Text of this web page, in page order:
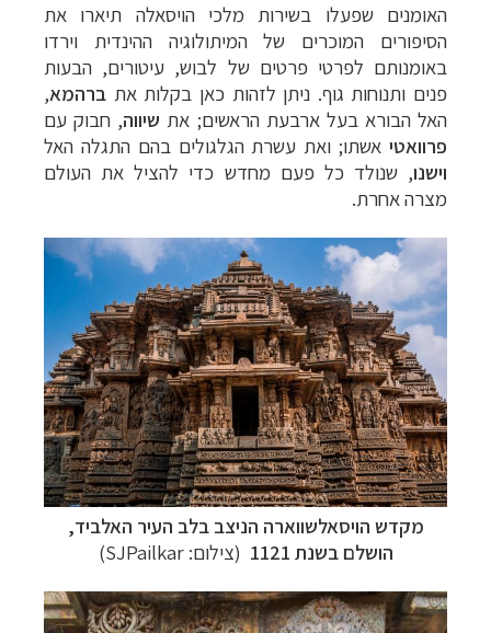
האומנים שפעלו בשירות מלכי הויסאלה תיארו את
הסיפורים המוכרים של המיתולוגיה ההינדית וירדו
באומנותם לפרטי פרטים של לבוש, עיטורים, הבעות
פנים ותנוחות גוף. ניתן לזהות כאן בקלות את ברהמא,
האל הבורא בעל ארבעת הראשים; את שיווה, חבוק עם
פרוואטי אשתו; ואת עשרת הגלגולים בהם התגלה האל
וישנו, שנולד כל פעם מחדש כדי להציל את העולם
מצרה אחרת.
מקדש הויסאלשווארה הניצב בלב העיר האלביד,
הושלם בשנת 1121
(צילום:SJPailkar
)